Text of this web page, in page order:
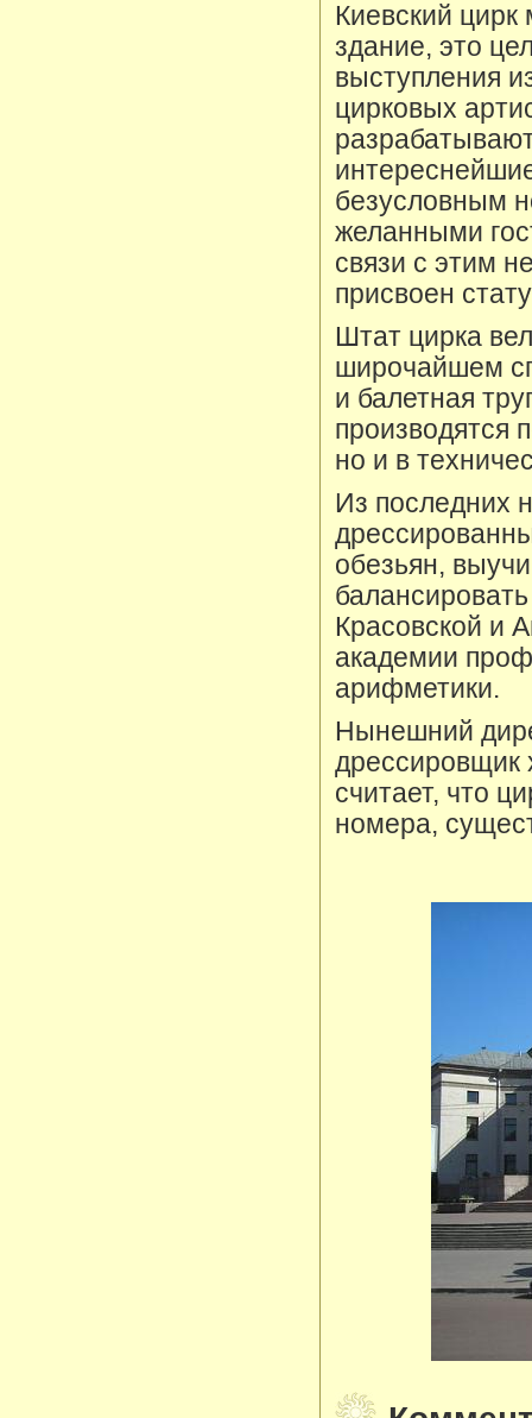
Киевский цирк
здание, это
выступления
цирковых
безусловным
желанными
связи с этим
присвоен
Штат цирка
широчайшем
и балетная
производятся
но и в
Из последних
обезьян,
Красовской и
академии
арифметики.
Нынешний
считает, что
номера,